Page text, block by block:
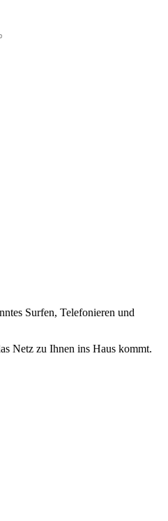
Surfen, Telefonieren und
Netz zu Ihnen ins Haus kommt.